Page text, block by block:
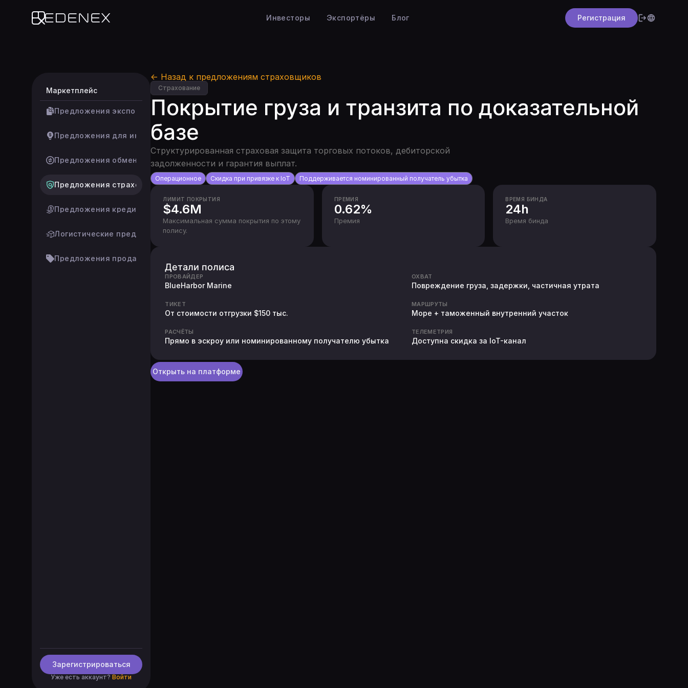
Edenex Инвесторы Экспортёры Блог Регистрация
Маркетплейс
Предложения экспортеров
Предложения для инвесторов
Предложения обмена
Предложения страховщиков
Предложения кредиторов
Логистические предложения
Предложения продавцов
Зарегистрироваться
Уже есть аккаунт?Войти
← Назад к предложениям страховщиков
Страхование
Покрытие груза и транзита по доказательной
базе
Структурированная страховая защита торговых потоков, дебиторской
задолженности и гарантия выплат.
Операционное Скидка при привязке к IoT Поддерживается номинированный получатель убытка
ЛИМИТ ПОКРЫТИЯ
$4.6M
Максимальная сумма покрытия по этому
полису.
ПРЕМИЯ
0.62%
Премия
ВРЕМЯ БИНДА
24h
Время бинда
Детали полиса
ПРОВАЙДЕР
BlueHarbor Marine
ОХВАТ
Повреждение груза, задержки, частичная утрата
ТИКЕТ
От стоимости отгрузки $150 тыс.
МАРШРУТЫ
Море + таможенный внутренний участок
РАСЧЁТЫ
Прямо в эскроу или номинированному получателю убытка
ТЕЛЕМЕТРИЯ
Доступна скидка за IoT-канал
Открыть на платформе